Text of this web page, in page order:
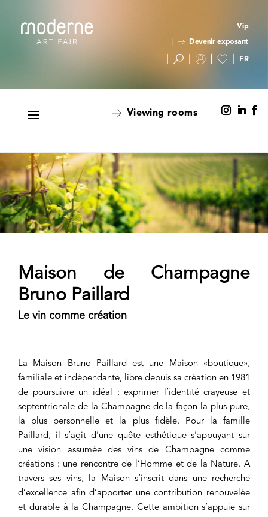
Vip
Devenir exposant
Viewing rooms
Maison de Champagne
Bruno Paillard
Le vin comme création
La Maison Bruno Paillard est une Maison «boutique»,
familiale et indépendante, libre depuis sa création en 1981
de poursuivre un idéal : exprimer l’identité crayeuse et
septentrionale de la Champagne de la façon la plus pure,
la plus personnelle et la plus fidèle. Pour la famille
Paillard, il s’agit d’une quête esthétique s’appuyant sur
une vision assumée des vins de Champagne comme
créations : une rencontre de l’Homme et de la Nature. A
travers ses vins, la Maison s’inscrit dans une recherche
d’excellence afin d’apporter une contribution renouvelée
et durable à la Champagne. Cette ambition s’appuie sur